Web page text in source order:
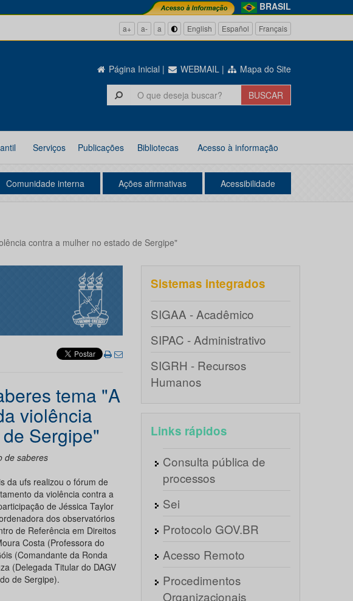
BRASIL
a+ a- a English Español Français
Página Inicial | WEBMAIL | Mapa do Site
Serviços Publicações Bibliotecas Acesso à informação
Comunidade interna Ações afirmativas Acessibilidade
contra a mulher no estado de Sergipe"
tema "A
violência
Sergipe"
de saberes
da ufs realizou o fórum de
da violência contra a
de Jéssica Taylor
dos observatórios
de Referência em Direitos
Costa (Professora do
(Comandante da Ronda
(Delegada Titular do DAGV
de Sergipe).
Sistemas integrados
SIGAA - Acadêmico
SIPAC - Administrativo
SIGRH - Recursos
Humanos
Links rápidos
Consulta pública de
processos
Sei
Protocolo GOV.BR
Acesso Remoto
Procedimentos
Organizacionais